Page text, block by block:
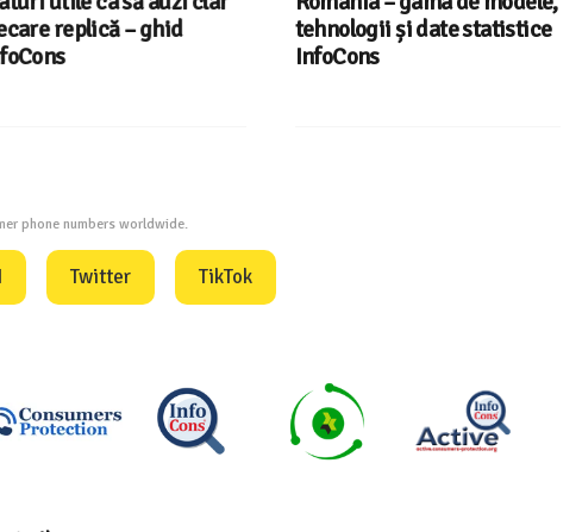
replică – ghid
tehnologii și date statistice
InfoCons
phone numbers worldwide.
Twitter TikTok